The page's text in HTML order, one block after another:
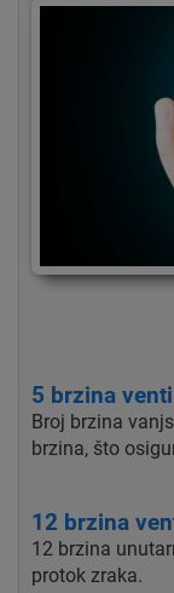
5 brzina
Broj brzina
brzina, što
12 brzina
12 brzina
protok zraka.